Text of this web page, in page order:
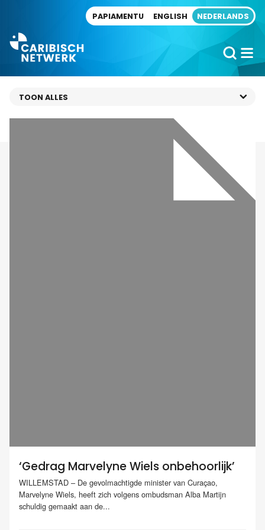
PAPIAMENTU ENGLISH NEDERLANDS
‘Gedrag Marvelyne Wiels onbehoorlijk’
WILLEMSTAD – De gevolmachtigde minister van Curaçao,
Marvelyne Wiels, heeft zich volgens ombudsman Alba Martijn
schuldig gemaakt aan de...